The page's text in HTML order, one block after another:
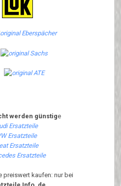
werden günstige
Ersatzteile
Ersatzteile
Ersatzteile
Ersatzteile
preiswert kaufen: nur bei